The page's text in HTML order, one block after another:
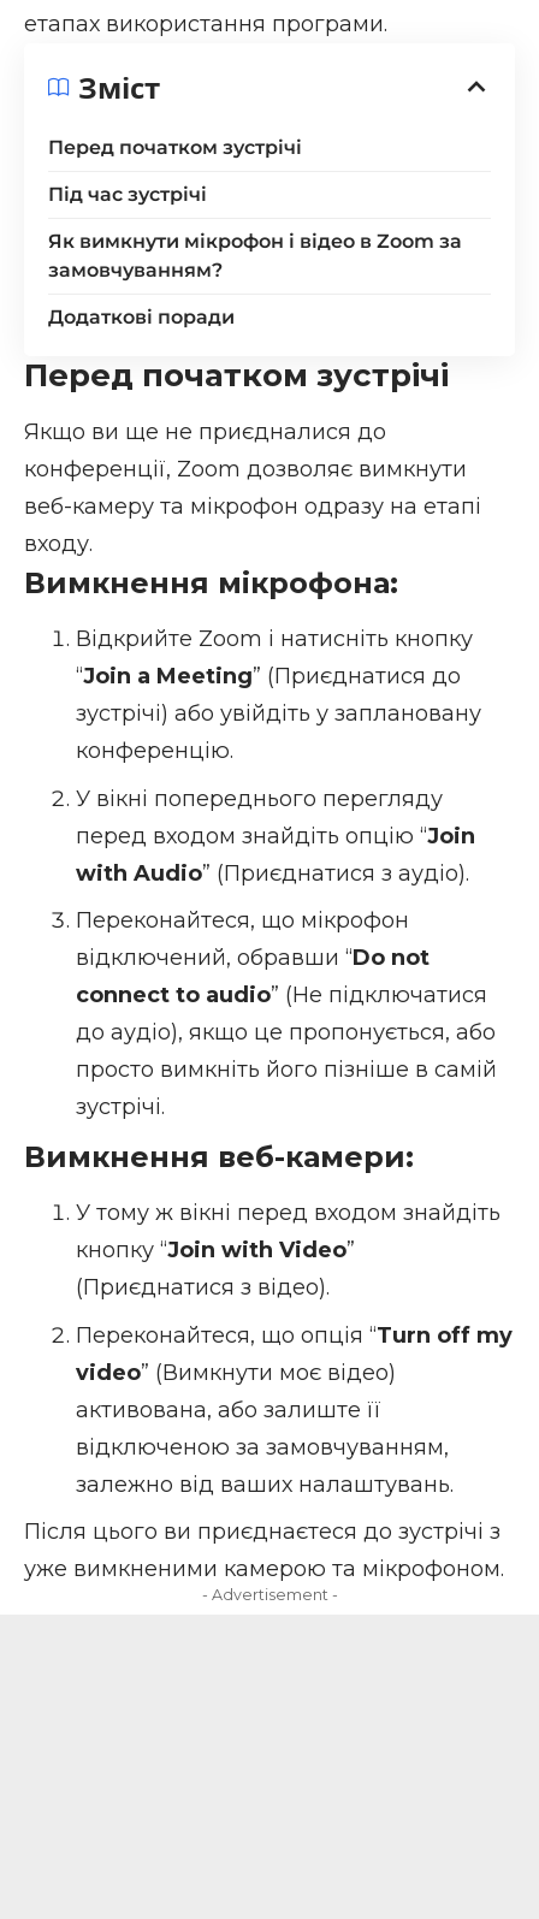
етапах використання програми.
Зміст
Перед початком зустрічі
Під час зустрічі
Як вимкнути мікрофон і відео в Zoom за
замовчуванням?
Додаткові поради
Перед початком зустрічі
Якщо ви ще не приєдналися до
конференції, Zoom дозволяє вимкнути
веб-камеру та мікрофон одразу на етапі
входу.
Вимкнення мікрофона:
Відкрийте Zoom і натисніть кнопку
“Join a Meeting” (Приєднатися до
зустрічі) або увійдіть у заплановану
конференцію.
У вікні попереднього перегляду
перед входом знайдіть опцію “Join
with Audio” (Приєднатися з аудіо).
Переконайтеся, що мікрофон
відключений, обравши “Do not
connect to audio” (Не підключатися
до аудіо), якщо це пропонується, або
просто вимкніть його пізніше в самій
зустрічі.
Вимкнення веб-камери:
У тому ж вікні перед входом знайдіть
кнопку “Join with Video”
(Приєднатися з відео).
Переконайтеся, що опція “Turn off my
video” (Вимкнути моє відео)
активована, або залиште її
відключеною за замовчуванням,
залежно від ваших налаштувань.
Після цього ви приєднаєтеся до зустрічі з
уже вимкненими камерою та мікрофоном.
- Advertisement -